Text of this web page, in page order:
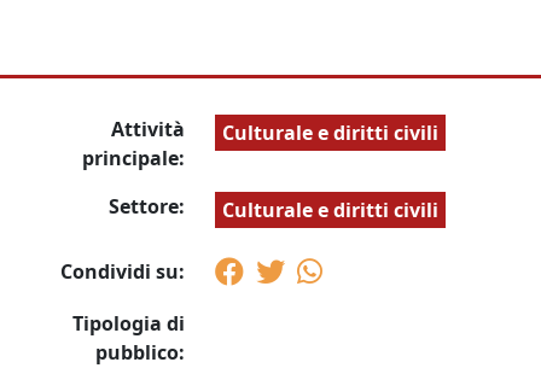
Attività
principale:
Culturale e diritti civili
Settore: Culturale e diritti civili
Condividi su:
Tipologia di
pubblico: